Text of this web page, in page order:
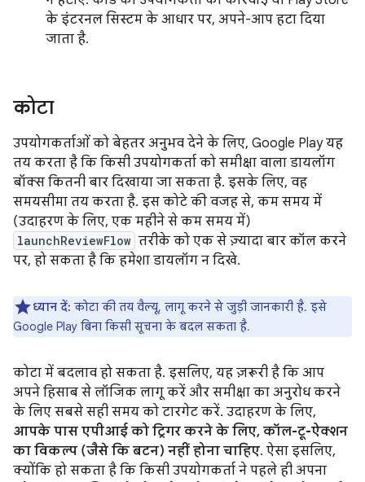
के इंटरनल सिस्टम के आधार पर, अपने-आप हटा दिया
जाता है.
कोटा
उपयोगकर्ताओं को बेहतर अनुभव देने के लिए, Google Play यह
तय करता है कि किसी उपयोगकर्ता को समीक्षा वाला डायलॉग
बॉक्स कितनी बार दिखाया जा सकता है. इसके लिए, वह
समयसीमा तय करता है. इस कोटे की वजह से, कम समय में
(उदाहरण के लिए, एक महीने से कम समय में)
launchReviewFlow तरीके को एक से ज़्यादा बार कॉल करने
पर, हो सकता है कि हमेशा डायलॉग न दिखे.
ध्यान दें: कोटा की तय वैल्यू, लागू करने से जुड़ी जानकारी है. इसे
Google Play बिना किसी सूचना के बदल सकता है.
कोटा में बदलाव हो सकता है. इसलिए, यह ज़रूरी है कि आप
अपने हिसाब से लॉजिक लागू करें और समीक्षा का अनुरोध करने
के लिए सबसे सही समय को टारगेट करें. उदाहरण के लिए,
आपके पास एपीआई को ट्रिगर करने के लिए, कॉल-टू-ऐक्शन
का विकल्प (जैसे कि बटन) नहीं होना चाहिए. ऐसा इसलिए,
क्योंकि हो सकता है कि किसी उपयोगकर्ता ने पहले ही अपना